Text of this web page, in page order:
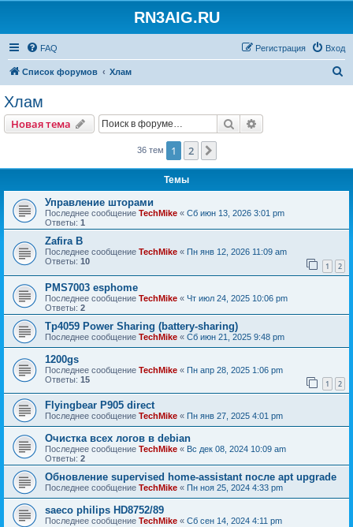
RN3AIG.RU
FAQ Вход
Регистрация
Список форумов Хлам
Хлам
Новая тема Поиск
36 тем 1 2
Темы
Управление шторами
Последнее сообщение TechMike « Сб июн 13, 2026 3:01 pm
Ответы: 1
Zafira B
Последнее сообщение TechMike « Пн янв 12, 2026 11:09 am
Ответы: 10 1 2
PMS7003 esphome
Последнее сообщение TechMike « Чт июл 24, 2025 10:06 pm
Ответы: 2
Tp4059 Power Sharing (battery-sharing)
Последнее сообщение TechMike « Сб июн 21, 2025 9:48 pm
1200gs
Последнее сообщение TechMike « Пн апр 28, 2025 1:06 pm
Ответы: 15 1 2
Flyingbear P905 direct
Последнее сообщение TechMike « Пн янв 27, 2025 4:01 pm
Очистка всех логов в debian
Последнее сообщение TechMike « Вс дек 08, 2024 10:09 am
Ответы: 2
Обновление supervised home-assistant после apt upgrade
Последнее сообщение TechMike « Пн ноя 25, 2024 4:33 pm
saeco philips HD8752/89
Последнее сообщение TechMike « Сб сен 14, 2024 4:11 pm